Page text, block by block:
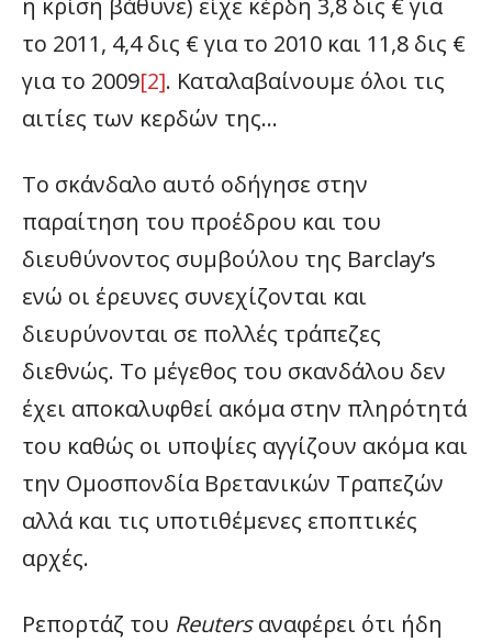
η κρίση βάθυνε) είχε κέρδη 3,8 δις € για
το 2011, 4,4 δις € για το 2010 και 11,8 δις €
για το 2009[2]. Καταλαβαίνουμε όλοι τις
αιτίες των κερδών της…
Το σκάνδαλο αυτό οδήγησε στην
παραίτηση του προέδρου και του
διευθύνοντος συμβούλου της Barclay’s
ενώ οι έρευνες συνεχίζονται και
διευρύνονται σε πολλές τράπεζες
διεθνώς. Το μέγεθος του σκανδάλου δεν
έχει αποκαλυφθεί ακόμα στην πληρότητά
του καθώς οι υποψίες αγγίζουν ακόμα και
την Ομοσπονδία Βρετανικών Τραπεζών
αλλά και τις υποτιθέμενες εποπτικές
αρχές.
Ρεπορτάζ του Reutersαναφέρει ότι ήδη